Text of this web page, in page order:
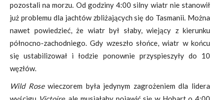
pozostali na morzu. Od godziny 4:00 silny wiatr nie stanowił
już problemu dla jachtów zbliżających się do Tasmanii. Można
nawet powiedzieć, że wiatr był słaby, wiejący z kierunku
północno-zachodniego. Gdy wzeszło słońce, wiatr w końcu
się ustabilizował i łodzie ponownie przyspieszyły do 10
węzłów.
Wild Rosewieczorem była jedynym zagrożeniem dla lidera